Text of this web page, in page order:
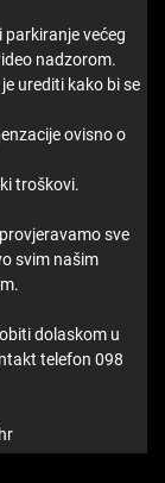
parkiranje većeg
nadzorom.
urediti kako bi se
ovisno o
troškovi.
sve
svim našim
dolaskom u
telefon 098